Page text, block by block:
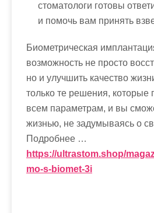
стоматологи готовы
и помочь вам принять
Биометрическая
возможность не просто
но и улучшить качество
только те решения, которые
всем параметрам, и вы
жизнью, не задумываясь о
Подробнее …
https://ultrastom.shop/
mo-s-biomet-3i